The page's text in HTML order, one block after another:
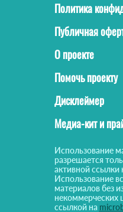
Политика
Публичная
О проекте
Помочь проекту
Дисклеймер
Медиа-кит и
Использование
разрешается
активной ссылки
Использование
материалов без
некоммерческих
ссылкой на